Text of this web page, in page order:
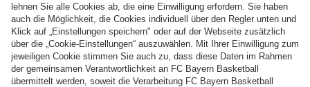
Zahlung & Lieferung
FC Bayern Store App